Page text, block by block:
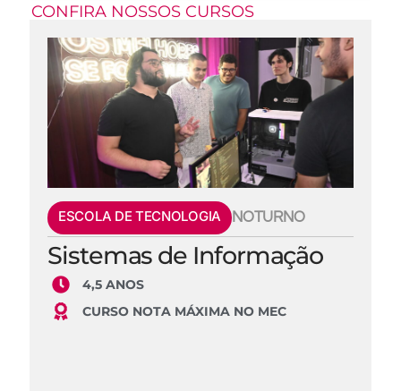
CONFIRA NOSSOS CURSOS
ESCOLA DE TECNOLOGIA NOTURNO
Sistemas de Informação
4,5 ANOS
CURSO NOTA MÁXIMA NO MEC